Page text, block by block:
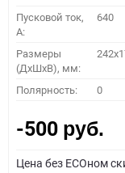
Пусковой ток,
A:
640
Размеры
(ДхШхВ), мм:
Полярность: 0
-500 руб.
Цена без ECOном